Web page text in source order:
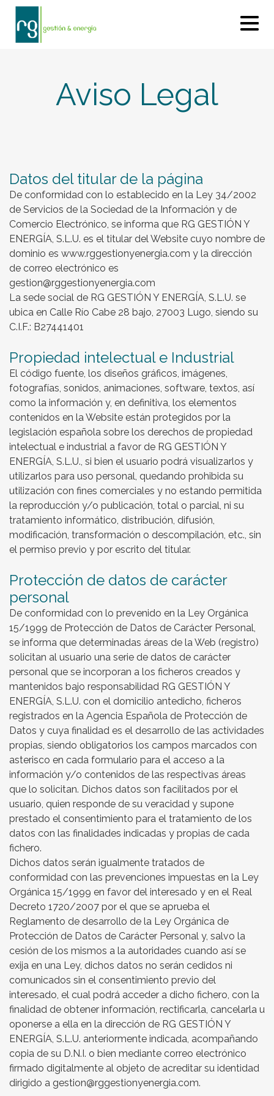
Aviso Legal
Datos del titular de la página
De conformidad con lo establecido en la Ley 34/2002
de Servicios de la Sociedad de la Información y de
Comercio Electrónico, se informa que RG GESTIÓN Y
ENERGÍA, S.L.U. es el titular del Website cuyo nombre de
dominio es www.rggestionyenergia.com y la dirección
de correo electrónico es
gestion@rggestionyenergia.com
La sede social de RG GESTIÓN Y ENERGÍA, S.L.U. se
ubica en Calle Río Cabe 28 bajo, 27003 Lugo, siendo su
C.I.F.: B27441401
Propiedad intelectual e Industrial
El código fuente, los diseños gráficos, imágenes,
fotografías, sonidos, animaciones, software, textos, así
como la información y, en definitiva, los elementos
contenidos en la Website están protegidos por la
legislación española sobre los derechos de propiedad
intelectual e industrial a favor de RG GESTIÓN Y
ENERGÍA, S.L.U., si bien el usuario podrá visualizarlos y
utilizarlos para uso personal, quedando prohibida su
utilización con fines comerciales y no estando permitida
la reproducción y/o publicación, total o parcial, ni su
tratamiento informático, distribución, difusión,
modificación, transformación o descompilación, etc., sin
el permiso previo y por escrito del titular.
Protección de datos de carácter
personal
De conformidad con lo prevenido en la Ley Orgánica
15/1999 de Protección de Datos de Carácter Personal,
se informa que determinadas áreas de la Web (registro)
solicitan al usuario una serie de datos de carácter
personal que se incorporan a los ficheros creados y
mantenidos bajo responsabilidad RG GESTIÓN Y
ENERGÍA, S.L.U. con el domicilio antedicho, ficheros
registrados en la Agencia Española de Protección de
Datos y cuya finalidad es el desarrollo de las actividades
propias, siendo obligatorios los campos marcados con
asterisco en cada formulario para el acceso a la
información y/o contenidos de las respectivas áreas
que lo solicitan. Dichos datos son facilitados por el
usuario, quien responde de su veracidad y supone
prestado el consentimiento para el tratamiento de los
datos con las finalidades indicadas y propias de cada
fichero.
Dichos datos serán igualmente tratados de
conformidad con las prevenciones impuestas en la Ley
Orgánica 15/1999 en favor del interesado y en el Real
Decreto 1720/2007 por el que se aprueba el
Reglamento de desarrollo de la Ley Orgánica de
Protección de Datos de Carácter Personal y, salvo la
cesión de los mismos a la autoridades cuando así se
exija en una Ley, dichos datos no serán cedidos ni
comunicados sin el consentimiento previo del
interesado, el cual podrá acceder a dicho fichero, con la
finalidad de obtener información, rectificarla, cancelarla u
oponerse a ella en la dirección de RG GESTIÓN Y
ENERGÍA, S.L.U. anteriormente indicada, acompañando
copia de su D.N.I. o bien mediante correo electrónico
firmado digitalmente al objeto de acreditar su identidad
dirigido a gestion@rggestionyenergia.com.